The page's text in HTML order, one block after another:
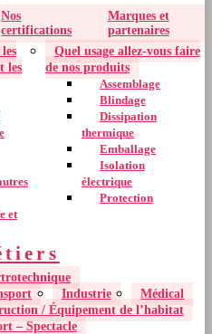
les
et
Quel usage allez-vous faire
de nos produits
Assemblage
Blindage
Dissipation
thermique
Emballage
Isolation
électrique
Protection
Nos
certifications
Marques et
partenaires
Industrie
Médical
/ Équipement de l’habitat
– Spectacle